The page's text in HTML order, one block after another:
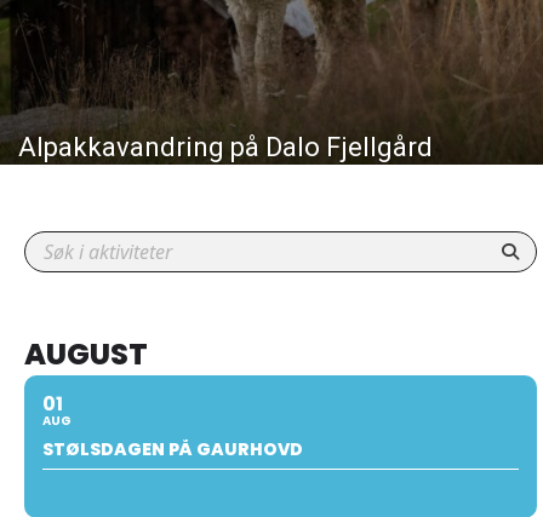
Alpakkavandring på Dalo Fjellgård
AUGUST
01
AUG
STØLSDAGEN PÅ GAURHOVD